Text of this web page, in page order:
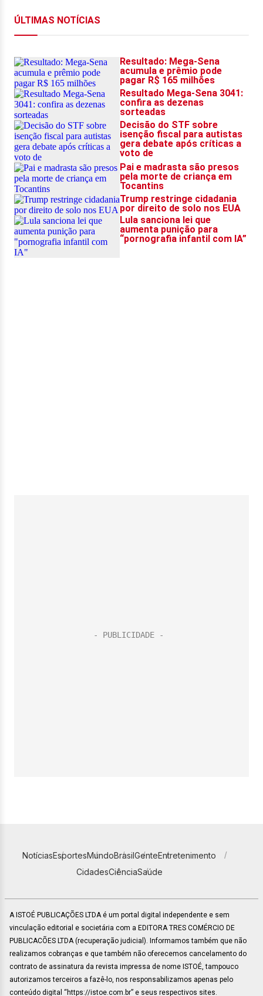
NotíciasEsportesMundoBrasilGenteEntretenimento
CidadesCiênciaSaúde
A ISTOÉ PUBLICAÇÕES LTDA é um portal digital independente e sem
vinculação editorial e societária com a EDITORA TRES COMÉRCIO DE
PUBLICACÕES LTDA (recuperação judicial). Informamos também que não
realizamos cobranças e que também não oferecemos cancelamento do
contrato de assinatura da revista impressa de nome ISTOÉ, tampouco
autorizamos terceiros a fazê-lo, nos responsabilizamos apenas pelo
conteúdo digital “https://istoe.com.br” e seus respectivos sites.